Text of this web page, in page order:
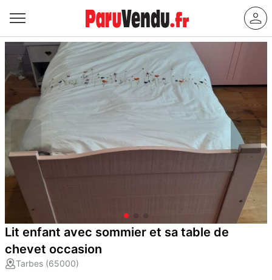
Lit enfant avec sommier et sa table de
chevet occasion
Tarbes (65000)